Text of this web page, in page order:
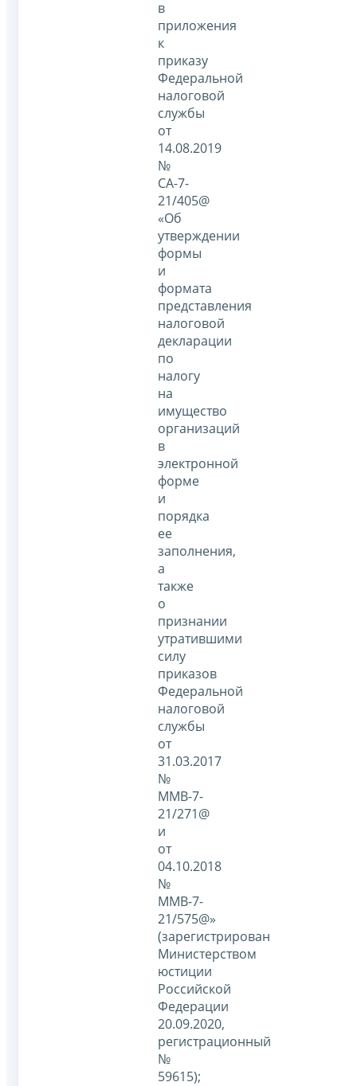
в
приложения
к
приказу
Федеральной
налоговой
службы
от
14.08.2019
№
СА-7-
21/405@
«Об
утверждении
формы
и
формата
представления
налоговой
декларации
по
налогу
на
имущество
организаций
в
электронной
форме
и
порядка
ее
заполнения,
а
также
о
признании
утратившими
силу
приказов
Федеральной
налоговой
службы
от
31.03.2017
№
ММВ-7-
21/271@
и
от
04.10.2018
№
ММВ-7-
21/575@»
(зарегистрирован
Министерством
юстиции
Российской
Федерации
20.09.2020,
регистрационный
№
59615);